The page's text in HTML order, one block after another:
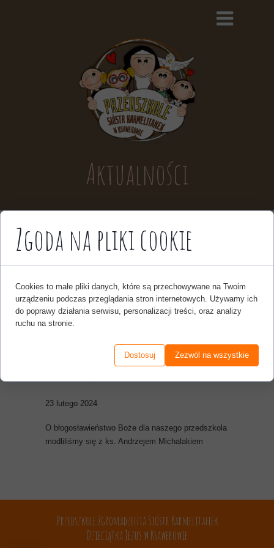
Aktualności
23 lutego 2024
O błogosławieństwo Boże dla naszego przedszkola
modliliśmy się z ks. Andrzejem Michalakiem
Przedszkole Zgromadzenia Sióstr Karmelitanek
Dzieciątka Jezus w Ksawerowie
Zgoda na pliki cookie
Cookies to małe pliki danych, które są przechowywane na Twoim
urządzeniu podczas przeglądania stron internetowych. Używamy ich
do poprawy działania serwisu, personalizacji treści, oraz analizy
ruchu na stronie.
Dostosuj Zezwól na wszystkie